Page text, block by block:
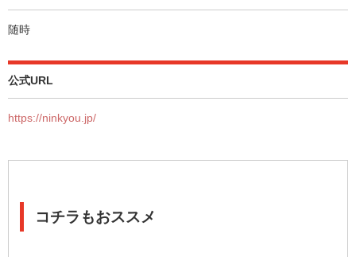
随時
公式URL
https://ninkyou.jp/
コチラもおススメ